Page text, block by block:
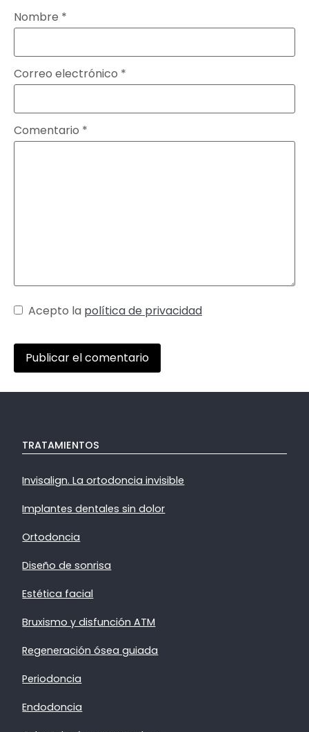
Nombre *
Correo electrónico *
Comentario *
Acepto la política de privacidad
TRATAMIENTOS
Invisalign. La ortodoncia invisible
Implantes dentales sin dolor
Ortodoncia
Diseño de sonrisa
Estética facial
Bruxismo y disfunción ATM
Regeneración ósea guiada
Periodoncia
Endodoncia